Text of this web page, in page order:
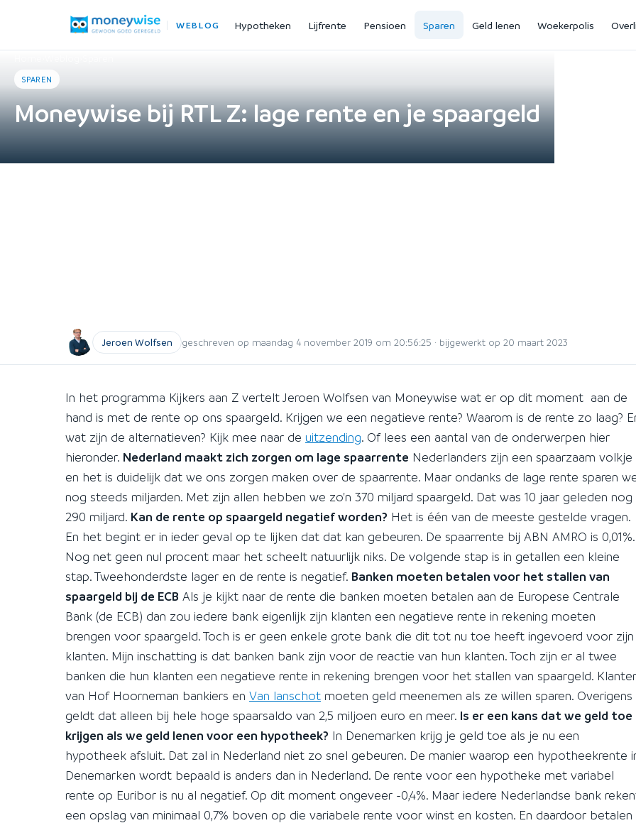
WEBLOG Hypotheken Lijfrente Pensioen Sparen Geld lenen Woekerpolis
SPAREN
Moneywise bij RTL Z: lage rente en je spaargeld
Jeroen Wolfsen geschreven op maandag 4 november 2019 om 20:56:25 · bijgewerkt op 20 maart 2023
In het programma Kijkers aan Z vertelt Jeroen Wolfsen van Moneywise wat er op dit moment aan de
hand is met de rente op ons spaargeld. Krijgen we een negatieve rente? Waarom is de rente zo laag?
wat zijn de alternatieven? Kijk mee naar de uitzending. Of lees een aantal van de onderwerpen hier
hieronder. Nederland maakt zich zorgen om lage spaarrente Nederlanders zijn een spaarzaam volkje
en het is duidelijk dat we ons zorgen maken over de spaarrente. Maar ondanks de lage rente sparen
nog steeds miljarden. Met zijn allen hebben we zo'n 370 miljard spaargeld. Dat was 10 jaar geleden nog
290 miljard. Kan de rente op spaargeld negatief worden? Het is één van de meeste gestelde vragen.
En het begint er in ieder geval op te lijken dat dat kan gebeuren. De spaarrente bij ABN AMRO is 0,01%.
Nog net geen nul procent maar het scheelt natuurlijk niks. De volgende stap is in getallen een kleine
stap. Tweehonderdste lager en de rente is negatief. Banken moeten betalen voor het stallen van
spaargeld bij de ECB Als je kijkt naar de rente die banken moeten betalen aan de Europese Centrale
Bank (de ECB) dan zou iedere bank eigenlijk zijn klanten een negatieve rente in rekening moeten
brengen voor spaargeld. Toch is er geen enkele grote bank die dit tot nu toe heeft ingevoerd voor zijn
klanten. Mijn inschatting is dat banken bank zijn voor de reactie van hun klanten. Toch zijn er al twee
banken die hun klanten een negatieve rente in rekening brengen voor het stallen van spaargeld.
van Hof Hoorneman bankiers en Van lanschot moeten geld meenemen als ze willen sparen. Overigens
geldt dat alleen bij hele hoge spaarsaldo van 2,5 miljoen euro en meer. Is er een kans dat we geld toe
krijgen als we geld lenen voor een hypotheek? In Denemarken krijg je geld toe als je nu een
hypotheek afsluit. Dat zal in Nederland niet zo snel gebeuren. De manier waarop een hypotheekrente
Denemarken wordt bepaald is anders dan in Nederland. De rente voor een hypotheke met variabel
rente op Euribor is nu al negatief. Op dit moment ongeveer -0,4%. Maar iedere Nederlandse bank
een opslag van minimaal 0,7% boven op die variabele rente voor winst en kosten. En daardoor betalen